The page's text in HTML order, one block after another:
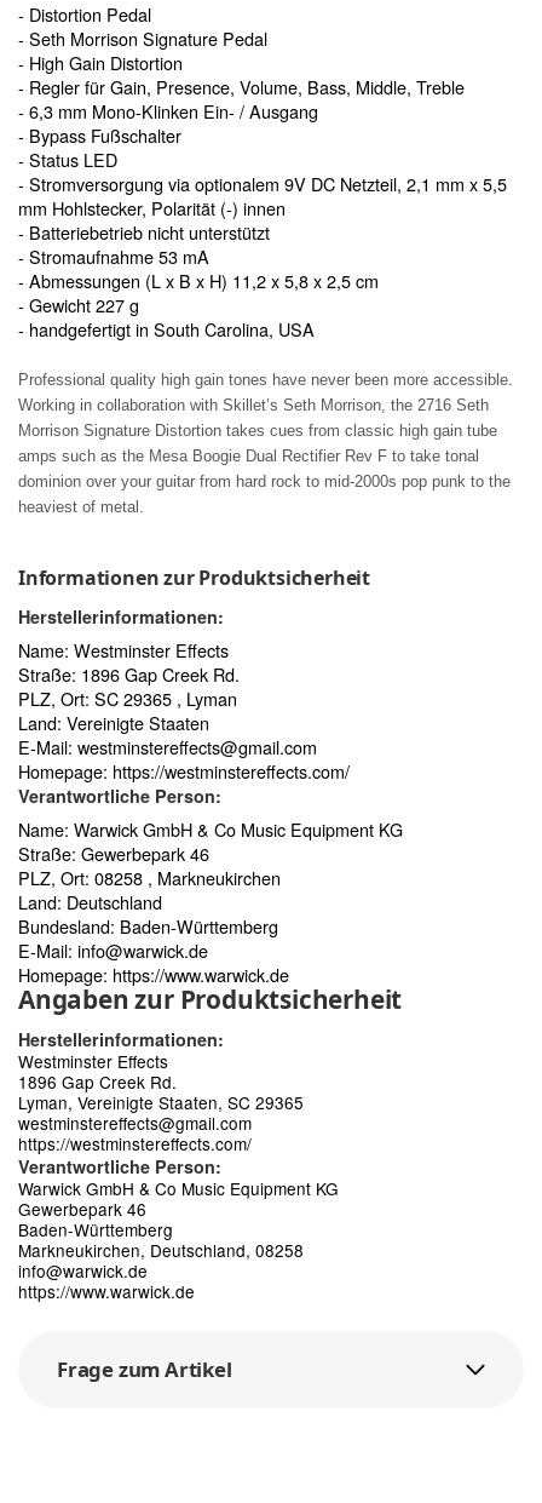
- Distortion Pedal
- Seth Morrison Signature Pedal
- High Gain Distortion
- Regler für Gain, Presence, Volume, Bass, Middle, Treble
- 6,3 mm Mono-Klinken Ein- / Ausgang
- Bypass Fußschalter
- Status LED
- Stromversorgung via optionalem 9V DC Netzteil, 2,1 mm x 5,5
mm Hohlstecker, Polarität (-) innen
- Batteriebetrieb nicht unterstützt
- Stromaufnahme 53 mA
- Abmessungen (L x B x H) 11,2 x 5,8 x 2,5 cm
- Gewicht 227 g
- handgefertigt in South Carolina, USA
Professional quality high gain tones have never been more accessible.
Working in collaboration with Skillet’s Seth Morrison, the 2716 Seth
Morrison Signature Distortion takes cues from classic high gain tube
amps such as the Mesa Boogie Dual Rectifier Rev F to take tonal
dominion over your guitar from hard rock to mid-2000s pop punk to the
heaviest of metal.
Informationen zur Produktsicherheit
Herstellerinformationen:
Name: Westminster Effects
Straße: 1896 Gap Creek Rd.
PLZ, Ort: SC 29365 , Lyman
Land: Vereinigte Staaten
E-Mail: westminstereffects@gmail.com
Homepage: https://westminstereffects.com/
Verantwortliche Person:
Name: Warwick GmbH & Co Music Equipment KG
Straße: Gewerbepark 46
PLZ, Ort: 08258 , Markneukirchen
Land: Deutschland
Bundesland: Baden-Württemberg
E-Mail: info@warwick.de
Homepage: https://www.warwick.de
Angaben zur Produktsicherheit
Herstellerinformationen:
Westminster Effects
1896 Gap Creek Rd.
Lyman, Vereinigte Staaten, SC 29365
westminstereffects@gmail.com
https://westminstereffects.com/
Verantwortliche Person:
Warwick GmbH & Co Music Equipment KG
Gewerbepark 46
Baden-Württemberg
Markneukirchen, Deutschland, 08258
info@warwick.de
https://www.warwick.de
Frage zum Artikel